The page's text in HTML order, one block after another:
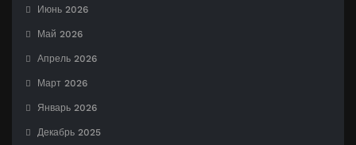
Июнь 2026
Май 2026
Апрель 2026
Март 2026
Январь 2026
Декабрь 2025